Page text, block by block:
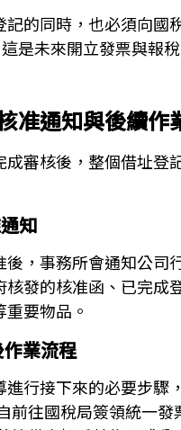
記的同時，也必須向國
是未來開立發票與報稅
准通知與後續作
成審核後，整個借址登
知
後，事務所會通知公司
核發的核准函、已完成
要物品。
業流程
行接下來的必要步驟
前往國稅局簽領統一發